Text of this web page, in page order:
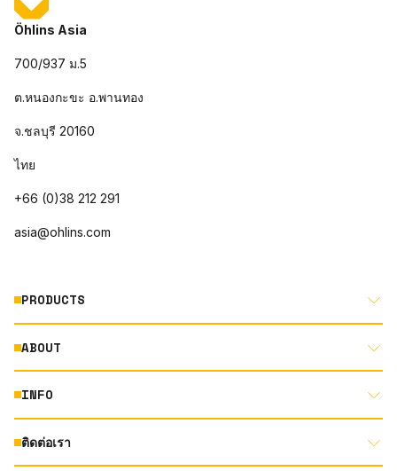
Öhlins Asia
700/937 ม.5
ต.หนองกะขะ อ.พานทอง
จ.ชลบุรี 20160
ไทย
+66 (0)38 212 291
asia@ohlins.com
PRODUCTS
MOTORCYCLE
AUTOMOTIVE
ABOUT
ABOUT US
RACING
INFO
DOCUMENT LIBRARY
ติดต่อเรา